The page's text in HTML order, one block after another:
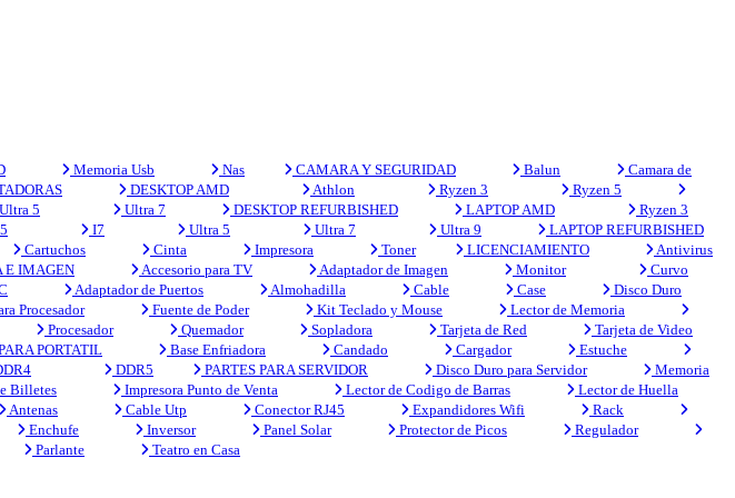
Memoria Usb Nas CAMARA Y SEGURIDAD Balun
Camara de
DESKTOP AMD Athlon Ryzen 3
Ryzen 5
Ultra 5 Ultra 7 DESKTOP REFURBISHED LAPTOP AMD
Ryzen 3
I7 Ultra 5 Ultra 7 Ultra 9
LAPTOP REFURBISHED
Cartuchos Cinta Impresora Toner LICENCIAMIENTO
Antivirus
E IMAGEN Accesorio para TV Adaptador de Imagen Monitor
Curvo
Adaptador de Puertos Almohadilla Cable Case
Disco Duro
Procesador Fuente de Poder Kit Teclado y Mouse
Lector de Memoria
Procesador Quemador Sopladora Tarjeta de Red
Tarjeta de Video
PORTATIL Base Enfriadora Candado Cargador
Estuche
DDR5 PARTES PARA SERVIDOR Disco Duro para Servidor
Memoria
Billetes Impresora Punto de Venta Lector de Codigo de Barras
Lector de Huella
Antenas Cable Utp Conector RJ45 Expandidores Wifi
Rack
Enchufe Inversor Panel Solar Protector de Picos
Regulador
Parlante Teatro en Casa